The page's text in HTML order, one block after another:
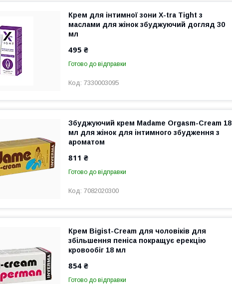
Крем для інтимної зони X-tra Tight з
маслами для жінок збуджуючий догляд 30
мл
495 ₴
Готово до відправки
7330003095
Збуджуючий крем Madame Orgasm-Cream 18
мл для жінок для інтимного збудження з
ароматом
811 ₴
Готово до відправки
7082020300
Крем Bigist-Cream для чоловіків для
збільшення пеніса покращує ерекцію
кровообіг 18 мл
854 ₴
Готово до відправки